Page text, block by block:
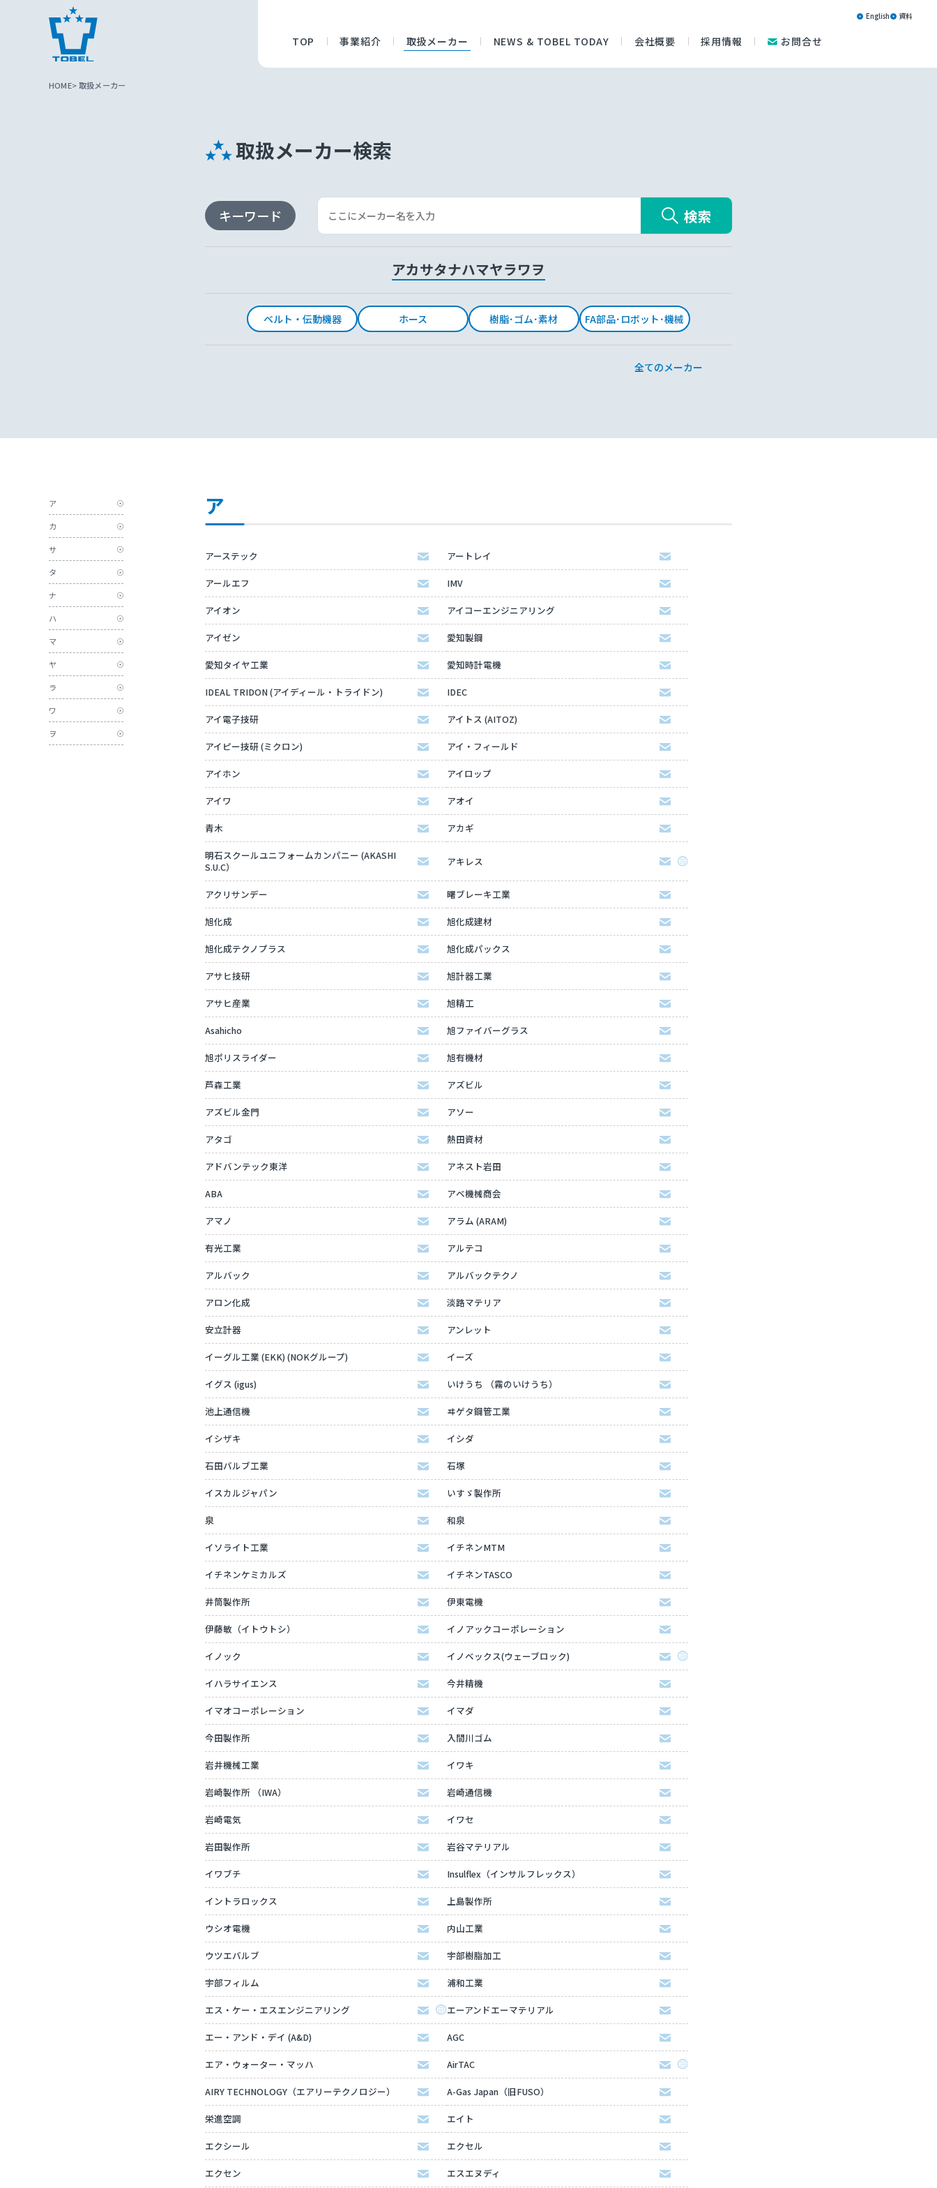
TOP 事業紹介 取扱メーカー NEWS & TOBEL TODAY 会社概要 採用情報 お問合せ
English 資料
HOME 取扱メーカー
取扱メーカー検索
キーワード 検索
アカサタナハマヤラワヲ
ベルト・伝動機器 ホース 樹脂･ゴム･素材 FA部品･ロボット･機械
全てのメーカー
ア
アーステック アートレイ
アールエフ IMV
アイオン アイコーエンジニアリング
アイゼン 愛知製鋼
愛知タイヤ工業 愛知時計電機
IDEAL TRIDON (アイディール・トライドン) IDEC
アイ電子技研 アイトス (AITOZ)
アイピー技研 (ミクロン) アイ・フィールド
アイホン アイロップ
アイワ アオイ
青木 アカギ
明石スクールユニフォームカンパニー (AKASHI
S.U.C）
アキレス
アクリサンデー 曙ブレーキ工業
旭化成 旭化成建材
旭化成テクノプラス 旭化成パックス
アサヒ技研 旭計器工業
アサヒ産業 旭精工
Asahicho 旭ファイバーグラス
旭ポリスライダー 旭有機材
芦森工業 アズビル
アズビル金門 アソー
アタゴ 熱田資材
アドバンテック東洋 アネスト岩田
ABA アベ機械商会
アマノ アラム (ARAM)
有光工業 アルテコ
アルバック アルバックテクノ
アロン化成 淡路マテリア
安立計器 アンレット
イーグル工業 (EKK) (NOKグループ) イーズ
イグス (igus) いけうち （霧のいけうち）
池上通信機 ヰゲタ鋼管工業
イシザキ イシダ
石田バルブ工業 石塚
イスカルジャパン いすゞ製作所
泉 和泉
イソライト工業 イチネンMTM
イチネンケミカルズ イチネンTASCO
井筒製作所 伊東電機
伊藤敏（イトウトシ） イノアックコーポレーション
イノック イノベックス(ウェーブロック)
イハラサイエンス 今井精機
イマオコーポレーション イマダ
今田製作所 入間川ゴム
岩井機械工業 イワキ
岩崎製作所 （IWA） 岩崎通信機
岩崎電気 イワセ
岩田製作所 岩谷マテリアル
イワブチ Insulflex（インサルフレックス）
イントラロックス 上島製作所
ウシオ電機 内山工業
ウツエバルブ 宇部樹脂加工
宇部フィルム 浦和工業
エス・ケー・エスエンジニアリング エーアンドエーマテリアル
エー・アンド・デイ (A&D) AGC
エア・ウォーター・マッハ AirTAC
AIRY TECHNOLOGY（エアリーテクノロジー） A-Gas Japan（旧FUSO）
栄進空調 エイト
エクシール エクセル
エクセン エスエヌディ
ア
カ
サ
タ
ナ
ハ
マ
ヤ
ラ
ワ
ヲ